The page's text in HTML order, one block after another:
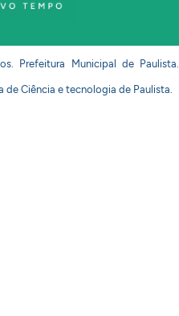
Prefeitura Municipal de Paulista.
de Ciência e tecnologia de Paulista.